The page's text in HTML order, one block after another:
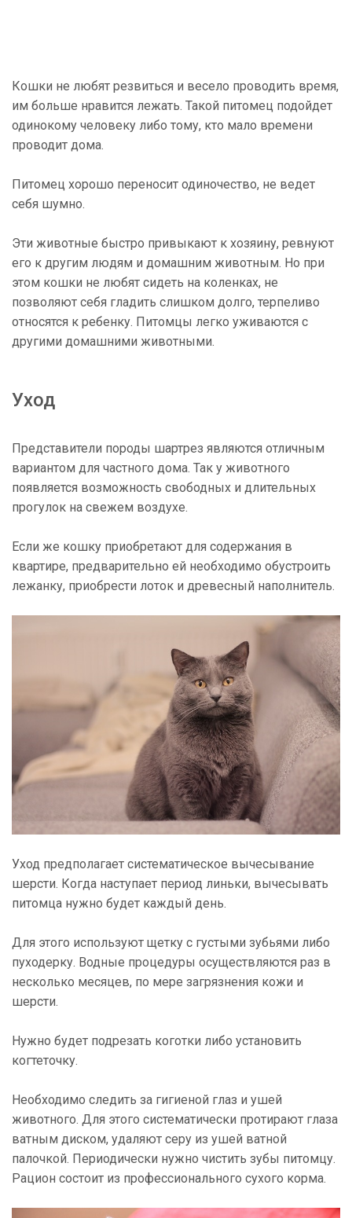
Кошки не любят резвиться и весело проводить время,
им больше нравится лежать. Такой питомец подойдет
одинокому человеку либо тому, кто мало времени
проводит дома.
Питомец хорошо переносит одиночество, не ведет
себя шумно.
Эти животные быстро привыкают к хозяину, ревнуют
его к другим людям и домашним животным. Но при
этом кошки не любят сидеть на коленках, не
позволяют себя гладить слишком долго, терпеливо
относятся к ребенку. Питомцы легко уживаются с
другими домашними животными.
Уход
Представители породы шартрез являются отличным
вариантом для частного дома. Так у животного
появляется возможность свободных и длительных
прогулок на свежем воздухе.
Если же кошку приобретают для содержания в
квартире, предварительно ей необходимо обустроить
лежанку, приобрести лоток и древесный наполнитель.
Уход предполагает систематическое вычесывание
шерсти. Когда наступает период линьки, вычесывать
питомца нужно будет каждый день.
Для этого используют щетку с густыми зубьями либо
пуходерку. Водные процедуры осуществляются раз в
несколько месяцев, по мере загрязнения кожи и
шерсти.
Нужно будет подрезать коготки либо установить
когтеточку.
Необходимо следить за гигиеной глаз и ушей
животного. Для этого систематически протирают глаза
ватным диском, удаляют серу из ушей ватной
палочкой. Периодически нужно чистить зубы питомцу.
Рацион состоит из профессионального сухого корма.